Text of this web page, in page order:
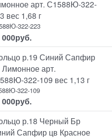
арт. С1588Ю-322-
вес 1,68 г
322-223
руб.
р.19 Синий Сапфир
Лимонное арт.
322-109 вес 1,13 г
322-109
руб.
р.18 Черный Бр
Сапфир цв Красное